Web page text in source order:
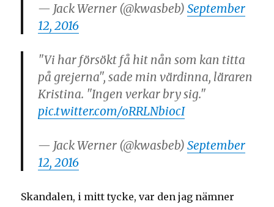
— Jack Werner (@kwasbeb)September
12, 2016
"Vi har försökt få hit nån som kan titta
på grejerna", sade min värdinna, läraren
Kristina. "Ingen verkar bry sig."
pic.twitter.com/oRRLNbiocI
— Jack Werner (@kwasbeb)September
12, 2016
Skandalen, i mitt tycke, var den jag nämner